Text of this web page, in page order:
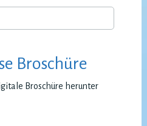
Broschüre
Broschüre herunter